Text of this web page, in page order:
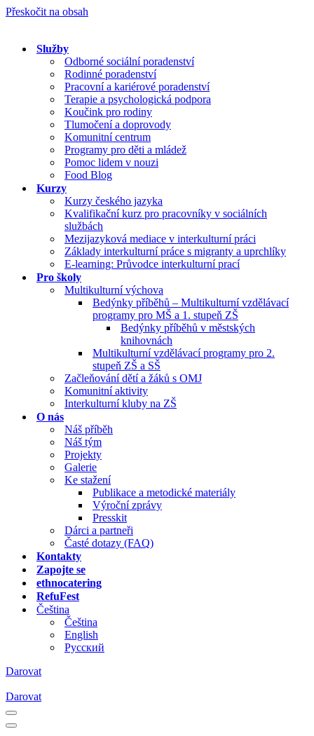
Přeskočit na obsah
Služby
Odborné sociální poradenství
Rodinné poradenství
Pracovní a kariérové poradenství
Terapie a psychologická podpora
Koučink pro rodiny
Tlumočení a doprovody
Komunitní centrum
Programy pro děti a mládež
Pomoc lidem v nouzi
Food Blog
Kurzy
Kurzy českého jazyka
Kvalifikační kurz pro pracovníky v sociálních
službách
Mezijazyková mediace v interkulturní práci
Základy interkulturní práce s migranty a uprchlíky
E-learning: Průvodce interkulturní prací
Pro školy
Multikulturní výchova
Bedýnky příběhů – Multikulturní vzdělávací
programy pro MŠ a 1. stupeň ZŠ
Bedýnky příběhů v městských
knihovnách
Multikulturní vzdělávací programy pro 2.
stupeň ZŠ a SŠ
Začleňování dětí a žáků s OMJ
Komunitní aktivity
Interkulturní kluby na ZŠ
O nás
Náš příběh
Náš tým
Projekty
Galerie
Ke stažení
Publikace a metodické materiály
Výroční zprávy
Presskit
Dárci a partneři
Časté dotazy (FAQ)
Kontakty
Zapojte se
ethnocatering
RefuFest
Čeština
Čeština
English
Русский
Darovat
Darovat
Navigační
menu
Navigační